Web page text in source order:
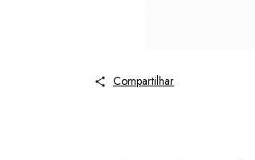
Compartilhar